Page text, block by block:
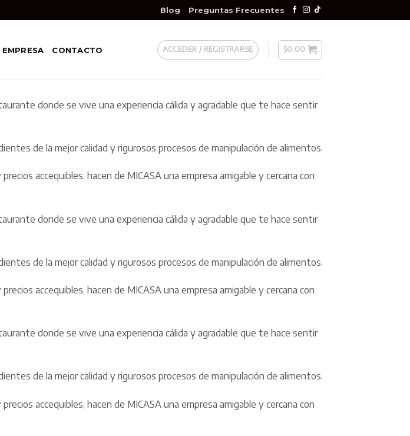
Blog Preguntas Frecuentes
EMPRESA CONTACTO ACCEDER / REGISTRARSE $0.00
donde se vive una experiencia cálida y agradable que te hace sentir
de la mejor calidad y rigurosos procesos de manipulación de alimentos.
accequibles, hacen de MICASA una empresa amigable y cercana con
donde se vive una experiencia cálida y agradable que te hace sentir
de la mejor calidad y rigurosos procesos de manipulación de alimentos.
accequibles, hacen de MICASA una empresa amigable y cercana con
donde se vive una experiencia cálida y agradable que te hace sentir
de la mejor calidad y rigurosos procesos de manipulación de alimentos.
accequibles, hacen de MICASA una empresa amigable y cercana con